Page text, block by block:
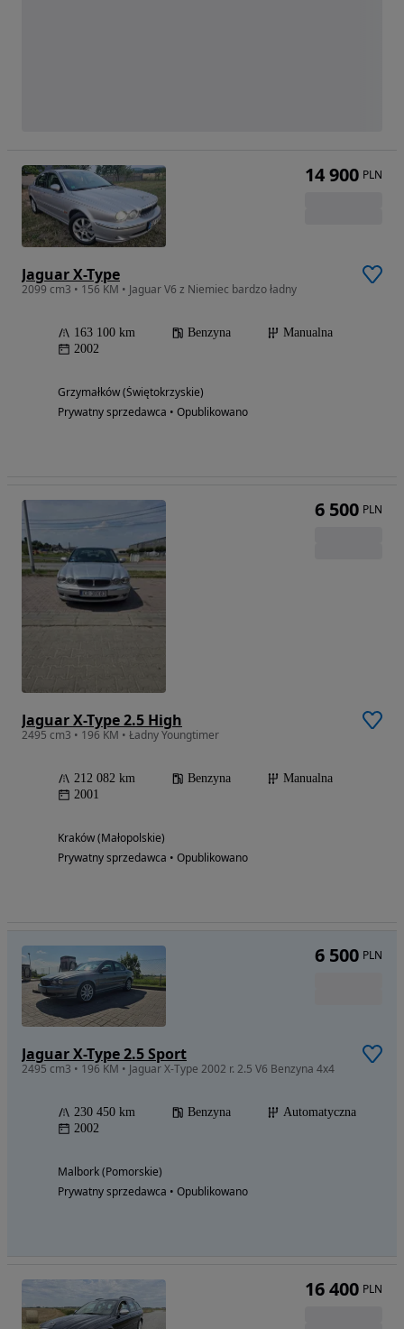
Jaguar X-Type
2099 cm3 • 156 KM • Jaguar V6 z Niemiec bardzo ładny
163 100 km Benzyna
Manualna
2002
Grzymałków (Świętokrzyskie)
Prywatny sprzedawca • Opublikowano
14 900 PLN
Jaguar X-Type 2.5 High
2495 cm3 • 196 KM • Ładny Youngtimer
212 082 km Benzyna
Manualna
2001
Kraków (Małopolskie)
Prywatny sprzedawca • Opublikowano
6 500 PLN
Jaguar X-Type 2.5 Sport
2495 cm3 • 196 KM • Jaguar X-Type 2002 r. 2.5 V6 Benzyna 4x4
230 450 km Benzyna
Automatyczna
2002
Malbork (Pomorskie)
Prywatny sprzedawca • Opublikowano
6 500 PLN
16 400 PLN